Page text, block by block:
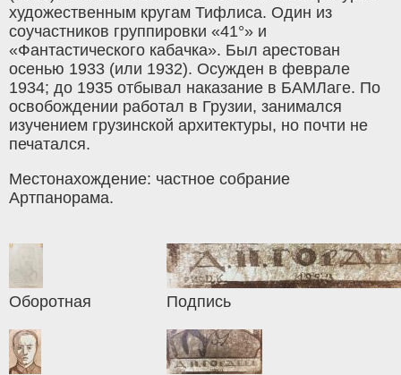
художественным кругам Тифлиса. Один из
соучастников группировки «41°» и
«Фантастического кабачка». Был арестован
осенью 1933 (или 1932). Осужден в феврале
1934; до 1935 отбывал наказание в БАМЛаге. По
освобождении работал в Грузии, занимался
изучением грузинской архитектуры, но почти не
печатался.
Местонахождение: частное собрание
Артпанорама.
Оборотная Подпись